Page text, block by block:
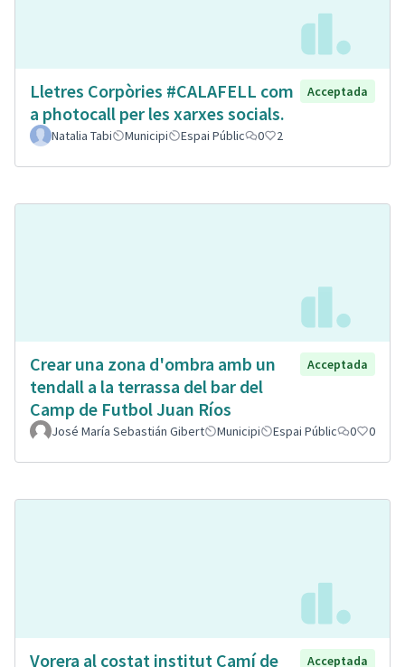
Lletres Corpòries #CALAFELL com
a photocall per les xarxes socials.
Acceptada
Natalia Tabi Municipi Espai Públic 0 2
Crear una zona d'ombra amb un
tendall a la terrassa del bar del
Camp de Futbol Juan Ríos
Acceptada
José María Sebastián Gibert Municipi Espai Públic 0 0
Vorera al costat institut Camí de
Acceptada